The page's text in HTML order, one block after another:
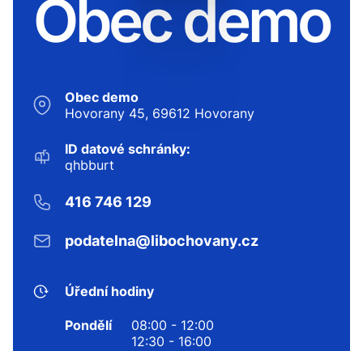
Obec demo
Obec demo
Hovorany 45, 69612 Hovorany
ID datové schránky:
qhbburt
416 746 129
podatelna@libochovany.cz
Úřední hodiny
Pondělí
08:00 - 12:00
12:30 - 16:00